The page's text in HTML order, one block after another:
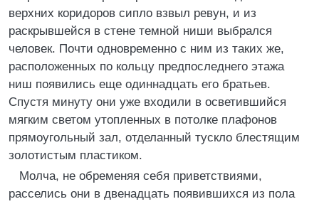
верхних коридоров сипло взвыл ревун, и из
раскрывшейся в стене темной ниши выбрался
человек. Почти одновременно с ним из таких же,
расположенных по кольцу предпоследнего этажа
ниш появились еще одиннадцать его братьев.
Спустя минуту они уже входили в осветившийся
мягким светом утопленных в потолке плафонов
прямоугольный зал, отделанный тускло блестящим
золотистым пластиком.
Молча, не обременяя себя приветствиями,
расселись они в двенадцать появившихся из пола